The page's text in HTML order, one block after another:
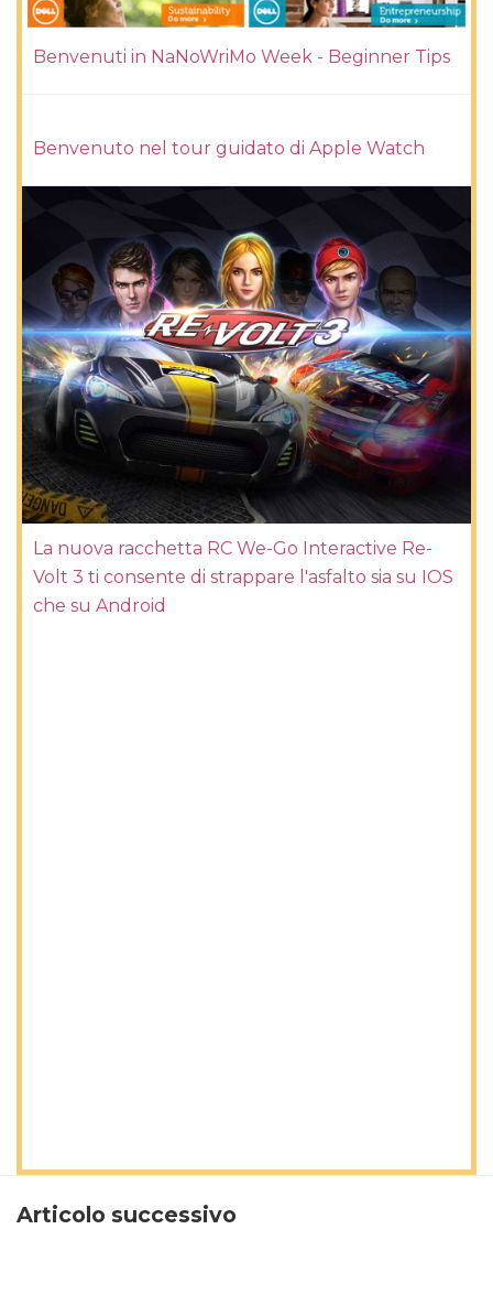
Benvenuti in NaNoWriMo Week - Beginner Tips
Benvenuto nel tour guidato di Apple Watch
La nuova racchetta RC We-Go Interactive Re-
Volt 3 ti consente di strappare l'asfalto sia su IOS
che su Android
Articolo successivo